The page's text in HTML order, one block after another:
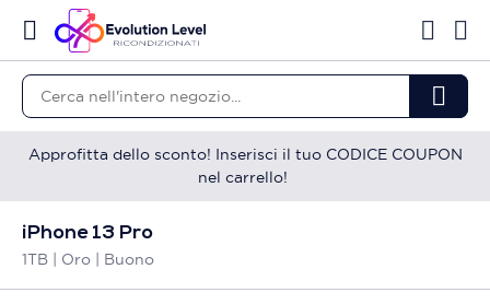
Approfitta dello sconto! Inserisci il tuo CODICE COUPON
nel carrello!
iPhone 13 Pro
1TB | Oro | Buono